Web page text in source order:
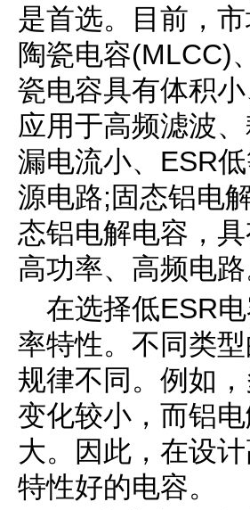
是首选。目前，
陶瓷电容(MLCC)
瓷电容具有体积
应用于高频滤波
漏电流小、ESR
源电路;固态铝电
态铝电解电容，
高功率、高频电路
在选择低ESR
率特性。不同类
规律不同。例如
变化较小，而铝
大。因此，在设
特性好的电容。